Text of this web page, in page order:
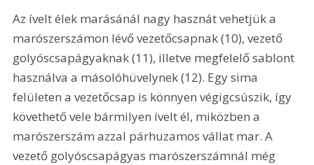
Az ívelt élek marásánál nagy hasznát vehetjük a
marószerszámon lévő vezetőcsapnak (10), vezető
golyóscsapágyaknak (11), illetve megfelelő sablont
használva a másolóhüvelynek (12). Egy sima
felületen a vezetőcsap is könnyen végigcsúszik, így
követhető vele bármilyen ívelt él, miközben a
marószerszám azzal párhuzamos vállat mar. A
vezető golyóscsapágyas marószerszámnál még